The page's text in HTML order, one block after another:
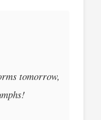
tomorrow,